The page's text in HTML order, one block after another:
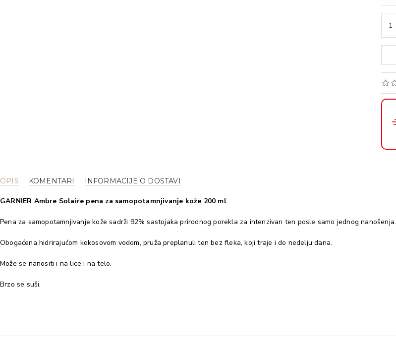
OPIS KOMENTARI INFORMACIJE O DOSTAVI
GARNIER Ambre Solaire pena za samopotamnjivanje kože 200 ml
Pena za samopotamnjivanje kože sadrži 92% sastojaka prirodnog porekla za intenzivan ten posle samo jednog nanošenja.
Obogaćena hidrirajućom kokosovom vodom, pruža preplanuli ten bez fleka, koji traje i do nedelju dana.
Može se nanositi i na lice i na telo.
Brzo se suši.